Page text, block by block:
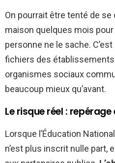
On pourrait être tenté de se
maison quelques mois
personne ne le sache.
fichiers des
organismes sociaux
beaucoup mieux qu’avant.
Le risque réel :
Lorsque l’Éducation
n’est plus inscrit nulle part,